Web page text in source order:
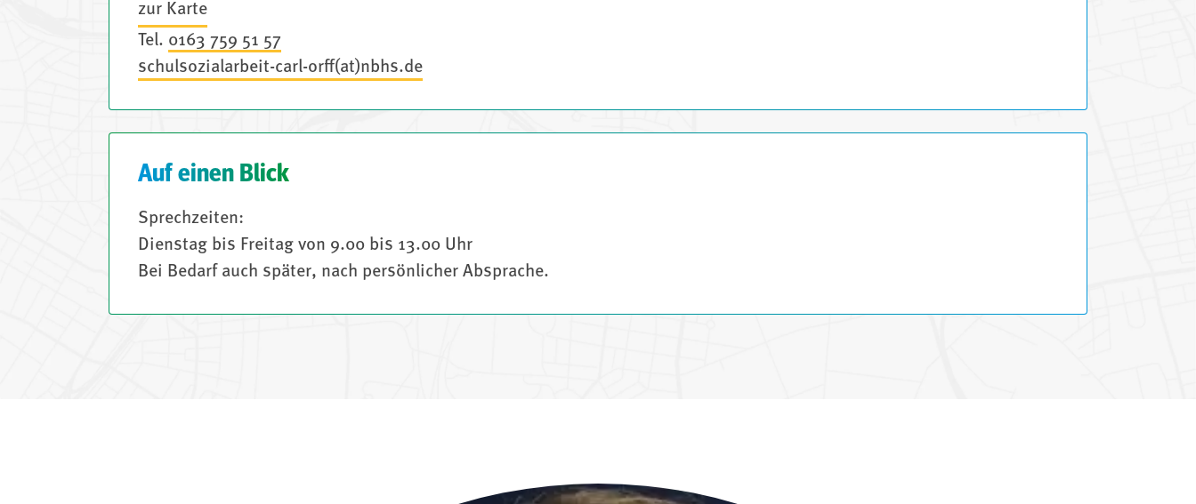
zur Karte
Tel. 0163 759 51 57
schulsozialarbeit-carl-orff(at)nbhs.de
Auf einen Blick
Sprechzeiten:
Dienstag bis Freitag von 9.00 bis 13.00 Uhr
Bei Bedarf auch später, nach persönlicher Absprache.